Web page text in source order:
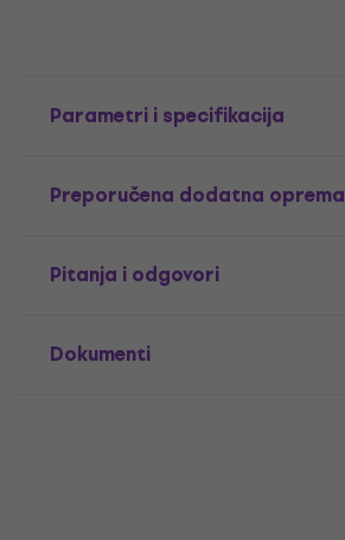
Parametri i specifikacija
Preporučena dodatna oprema
Pitanja i odgovori
Dokumenti